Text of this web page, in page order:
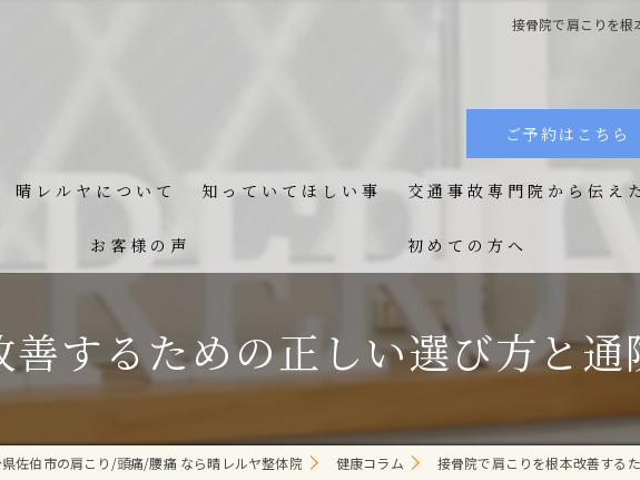
接骨院で肩こりを根
ご予約はこちら
晴レルヤについて 知っていてほしい事 交通事故専門院から伝え
お客様の声 初めての方へ
するための正しい選び方と
県佐伯市の肩こり/頭痛/腰痛 なら晴レルヤ整体院 健康コラム 接骨院で肩こりを根本改善する